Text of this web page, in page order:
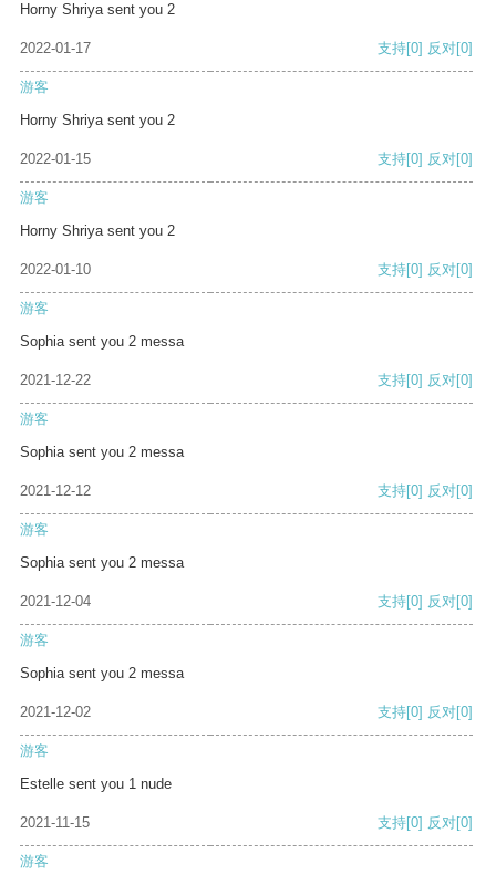
Horny Shriya sent you 2
2022-01-17 支持[0] 反对[0]
游客
Horny Shriya sent you 2
2022-01-15 支持[0] 反对[0]
游客
Horny Shriya sent you 2
2022-01-10 支持[0] 反对[0]
游客
Sophia sent you 2 messa
2021-12-22 支持[0] 反对[0]
游客
Sophia sent you 2 messa
2021-12-12 支持[0] 反对[0]
游客
Sophia sent you 2 messa
2021-12-04 支持[0] 反对[0]
游客
Sophia sent you 2 messa
2021-12-02 支持[0] 反对[0]
游客
Estelle sent you 1 nude
2021-11-15 支持[0] 反对[0]
游客